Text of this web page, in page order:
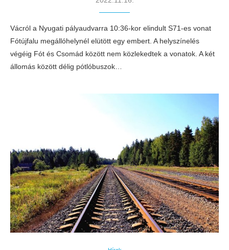
Vácról a Nyugati pályaudvarra 10:36-kor elindult S71-es vonat
Fótújfalu megállóhelynél elütött egy embert. A helyszínelés
végéig Fót és Csomád között nem közlekedtek a vonatok. A két
állomás között délig pótlóbuszok…